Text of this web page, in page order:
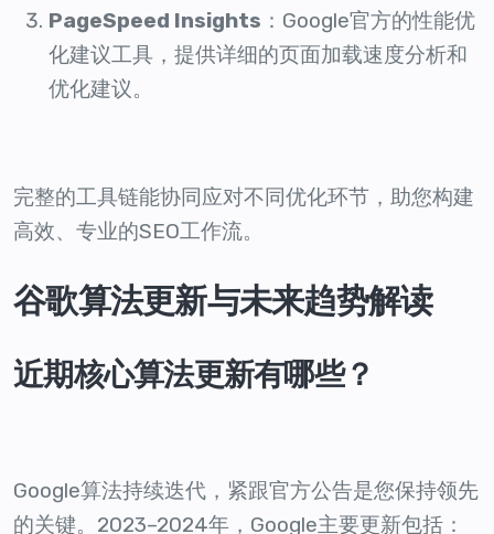
PageSpeed Insights ：Google官方的性能优
化建议工具，提供详细的页面加载速度分析和
优化建议。
完整的工具链能协同应对不同优化环节，助您构建
高效、专业的SEO工作流。
谷歌算法更新与未来趋势解读
近期核心算法更新有哪些？
Google算法持续迭代，紧跟官方公告是您保持领先
的关键。2023–2024年，Google主要更新包括：